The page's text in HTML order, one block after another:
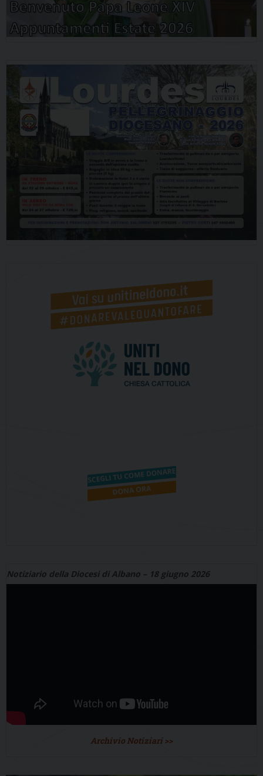
Notiziario della Diocesi di Albano – 18 giugno 2026
Archivio Notiziari >>